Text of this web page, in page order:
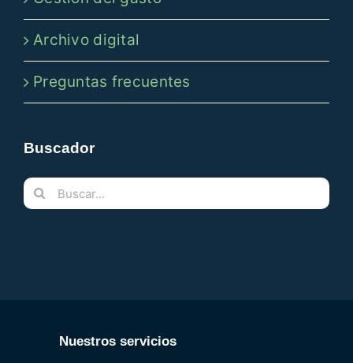
Archivo digital
Preguntas frecuentes
Buscador
Buscar:
Nuestros servicios